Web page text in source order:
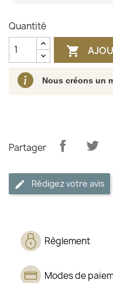
Quantité

Nous créons un
Partager
Rédigez votre avis
Règlement
Modes de